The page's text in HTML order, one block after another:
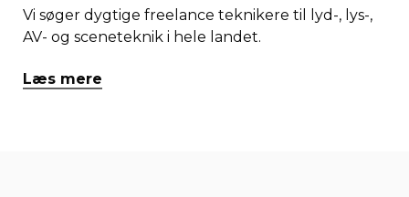
Vi søger dygtige freelance teknikere til lyd-, lys-,
AV- og sceneteknik i hele landet.
Læs mere